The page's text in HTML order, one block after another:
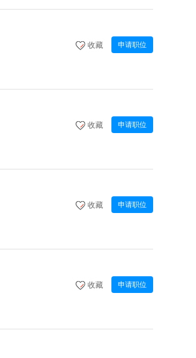
收藏 申请职位
收藏 申请职位
收藏 申请职位
收藏 申请职位